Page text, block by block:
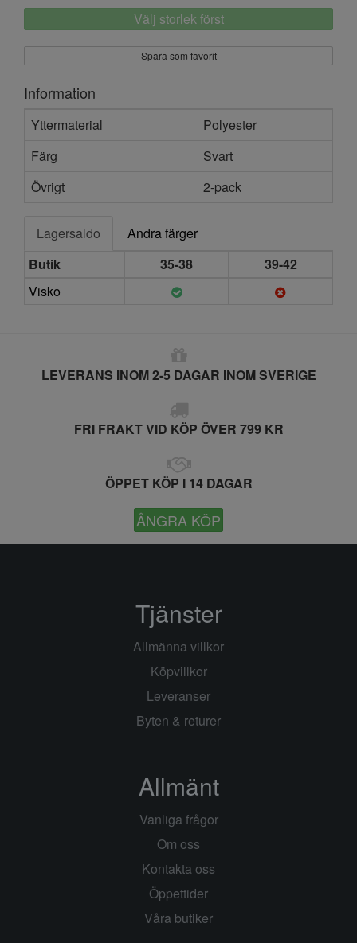
Välj storlek först
Spara som favorit
Information
Yttermaterial
Polyester
Färg
Svart
Övrigt
2-pack
Lagersaldo
Andra färger
Butik
35-38
39-42
Visko
LEVERANS INOM 2-5 DAGAR INOM SVERIGE
FRI FRAKT VID KÖP ÖVER 799 KR
ÖPPET KÖP I 14 DAGAR
ÅNGRA KÖP
Tjänster
Allmänna villkor
Köpvillkor
Leveranser
Byten & returer
Allmänt
Vanliga frågor
Om oss
Kontakta oss
Öppettider
Våra butiker